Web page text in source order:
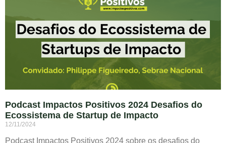
Podcast Impactos Positivos 2024 Desafios do
Ecossistema de Startup de Impacto
12/11/2024
Podcast Impactos Positivos 2024 sobre os desafios do